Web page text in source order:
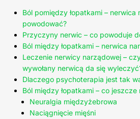
Ból pomiędzy łopatkami – nerwica
powodować?
Przyczyny nerwic – co powoduje
Ból między łopatkami – nerwica
Leczenie nerwicy narządowej –
wywołany nerwicą da się
Dlaczego psychoterapia jest tak
Ból między łopatkami – co
Neuralgia międzyżebrowa
Naciągnięcie mięśni